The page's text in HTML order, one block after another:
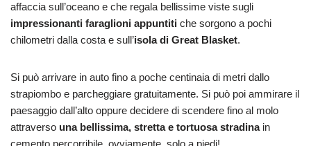
affaccia sull’oceano e che regala bellissime viste sugli
impressionanti faraglioni appuntiti che sorgono a pochi
chilometri dalla costa e sull’isola di Great Blasket.
Si può arrivare in auto fino a poche centinaia di metri dallo
strapiombo e parcheggiare gratuitamente. Si può poi ammirare il
paesaggio dall’alto oppure decidere di scendere fino al molo
attraverso una bellissima, stretta e tortuosa stradina in